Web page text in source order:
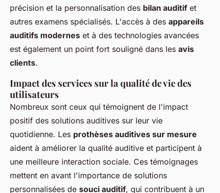
précision et la personnalisation des bilan auditif et
autres examens spécialisés. L'accès à des appareils
auditifs modernes et à des technologies avancées
est également un point fort souligné dans les avis
clients.
Impact des services sur la qualité de vie des
utilisateurs
Nombreux sont ceux qui témoignent de l'impact
positif des solutions auditives sur leur vie
quotidienne. Les prothèses auditives sur mesure
aident à améliorer la qualité auditive et participent à
une meilleure interaction sociale. Ces témoignages
mettent en avant l'importance de solutions
personnalisées de souci auditif, qui contribuent à un